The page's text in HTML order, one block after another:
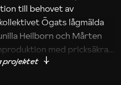
till behovet av
Ögats lågmälda
Heilborn och Mårten
med pricksäkra
det kan vara att omsätta